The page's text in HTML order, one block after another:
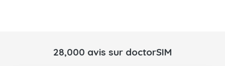
28,000 avis sur doctorSIM